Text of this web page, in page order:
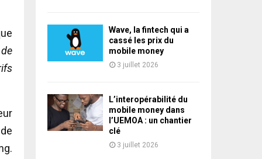
Wave, la fintech qui a
cassé les prix du
mobile money
3 juillet 2026
L’interopérabilité du
mobile money dans
l’UEMOA : un chantier
clé
3 juillet 2026